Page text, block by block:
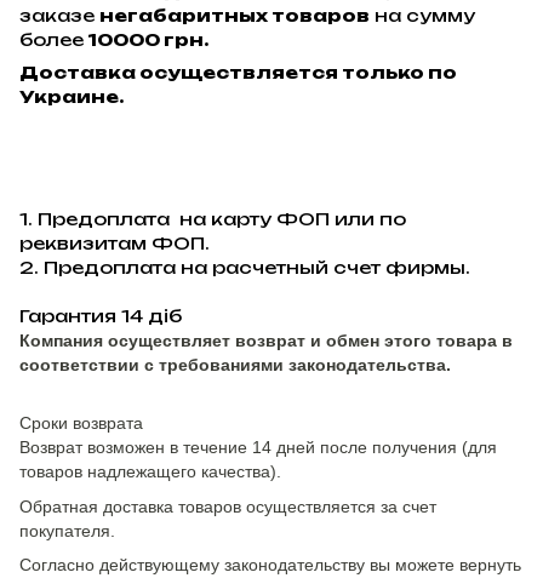
заказе негабаритных товаров на сумму
более 10000 грн.
Доставка осуществляется только по
Украине.
1. Предоплата на карту ФОП или по
реквизитам ФОП.
2. Предоплата на расчетный счет фирмы.
Гарантия 14 діб
Компания осуществляет возврат и обмен этого товара в
соответствии с требованиями законодательства.
Сроки возврата
Возврат возможен в течение 14 дней после получения (для
товаров надлежащего качества).
Обратная доставка товаров осуществляется за счет
покупателя.
Согласно действующему законодательству вы можете вернуть